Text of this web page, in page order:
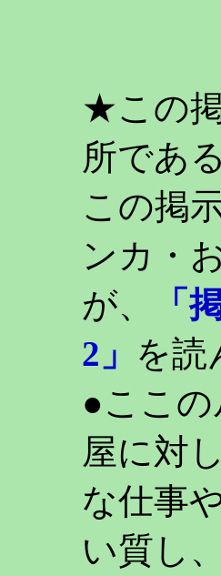
★この
所である
この掲
ンカ・
が、
「
2」 を読
●ここ
屋に対
な仕事
い質し